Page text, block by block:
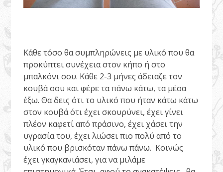
Κάθε τόσο θα συμπληρώνεις με υλικό που θα
προκύπτει συνέχεια στον κήπο ή στο
μπαλκόνι σου. Κάθε 2-3 μήνες άδειαζε τον
κουβά σου και φέρε τα πάνω κάτω, τα μέσα
έξω. Θα δεις ότι το υλικό που ήταν κάτω κάτω
στον κουβά ότι έχει σκουρύνει, έχει γίνει
πλέον καφετί από πράσινο, έχει χάσει την
υγρασία του, έχει λιώσει πιο πολύ από το
υλικό που βρισκόταν πάνω πάνω. Κοινώς
έχει γκαγκανιάσει, για να μιλάμε